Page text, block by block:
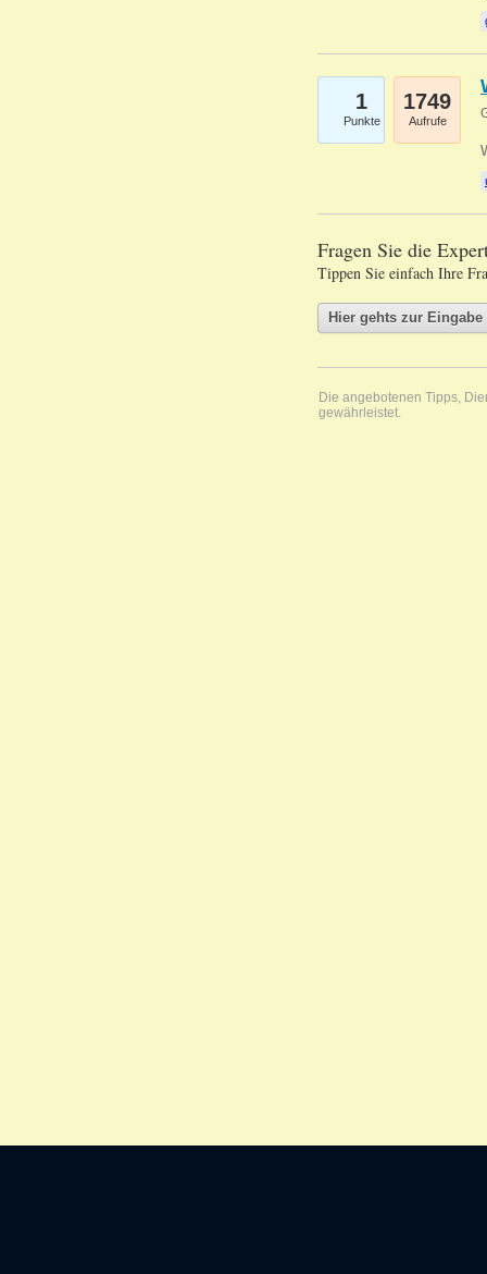
1
Punkte
1749
Aufrufe
Fragen Sie die
Tippen Sie einfach Ihre
Die angebotenen Tipps,
gewährleistet.